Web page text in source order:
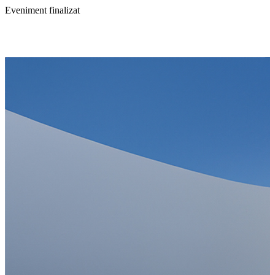
Eveniment finalizat